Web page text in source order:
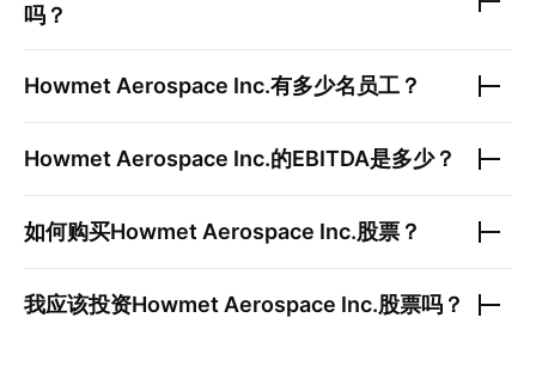
吗？
Howmet Aerospace Inc.有多少名员工？
Howmet Aerospace Inc.的EBITDA是多少？
如何购买Howmet Aerospace Inc.股票？
我应该投资Howmet Aerospace Inc.股票吗？